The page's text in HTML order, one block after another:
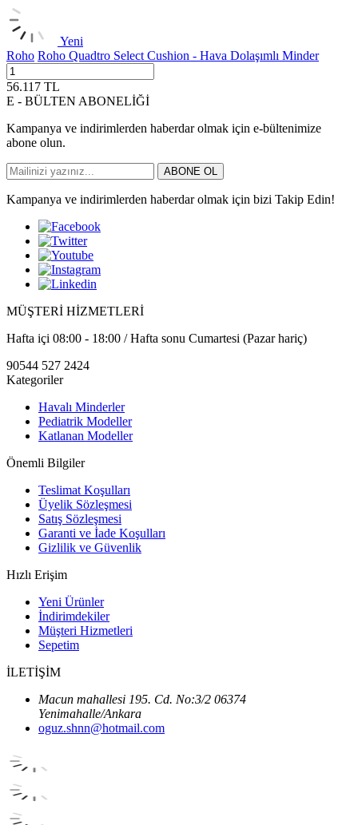
Yeni
Roho Roho Quadtro Select Cushion - Hava Dolaşımlı Minder
56.117 TL
E - BÜLTEN ABONELİĞİ
Kampanya ve indirimlerden haberdar olmak için e-bültenimize
abone olun.
ABONE OL
Kampanya ve indirimlerden haberdar olmak için bizi Takip Edin!
MÜŞTERİ HİZMETLERİ
Hafta içi 08:00 - 18:00 / Hafta sonu Cumartesi (Pazar hariç)
90544 527 2424
Kategoriler
Havalı Minderler
Pediatrik Modeller
Katlanan Modeller
Önemli Bilgiler
Teslimat Koşulları
Üyelik Sözleşmesi
Satış Sözleşmesi
Garanti ve İade Koşulları
Gizlilik ve Güvenlik
Hızlı Erişim
Yeni Ürünler
İndirimdekiler
Müşteri Hizmetleri
Sepetim
İLETİŞİM
Macun mahallesi 195. Cd. No:3/2 06374
Yenimahalle/Ankara
oguz.shnn@hotmail.com